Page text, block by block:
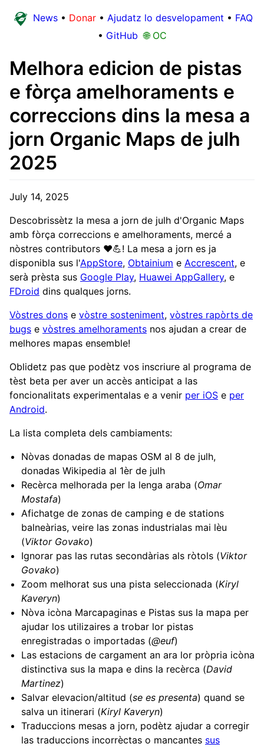
News • Donar • Ajudatz lo desvelopament • FAQ
• GitHub 🌐 OC
Melhora edicion de pistas
e fòrça amelhoraments e
correccions dins la mesa a
jorn Organic Maps de julh
2025
July 14, 2025
Descobrissètz la mesa a jorn de julh d'Organic Maps
amb fòrça correccions e amelhoraments, mercé a
nòstres contributors ❤️💪! La mesa a jorn es ja
disponibla sus l'AppStore, Obtainium e Accrescent, e
serà prèsta sus Google Play, Huawei AppGallery, e
FDroid dins qualques jorns.
Vòstres dons e vòstre sosteniment, vòstres rapòrts de
bugs e vòstres amelhoraments nos ajudan a crear de
melhores mapas ensemble!
Oblidetz pas que podètz vos inscriure al programa de
tèst beta per aver un accès anticipat a las
foncionalitats experimentalas e a venir per iOS e per
Android.
La lista completa dels cambiaments:
Nòvas donadas de mapas OSM al 8 de julh,
donadas Wikipedia al 1èr de julh
Recèrca melhorada per la lenga araba (Omar
Mostafa)
Afichatge de zonas de camping e de stations
balneàrias, veire las zonas industrialas mai lèu
(Viktor Govako)
Ignorar pas las rutas secondàrias als ròtols (Viktor
Govako)
Zoom melhorat sus una pista seleccionada (Kiryl
Kaveryn)
Nòva icòna Marcapaginas e Pistas sus la mapa per
ajudar los utilizaires a trobar lor pistas
enregistradas o importadas (@euf)
Las estacions de cargament an ara lor pròpria icòna
distinctiva sus la mapa e dins la recèrca (David
Martinez)
Salvar elevacion/altitud (se es presenta) quand se
salva un itinerari (Kiryl Kaveryn)
Traduccions mesas a jorn, podètz ajudar a corregir
las traduccions incorrèctas o mancantes sus